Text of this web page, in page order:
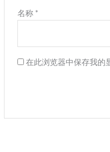
名称*
在此浏览器中保存我的